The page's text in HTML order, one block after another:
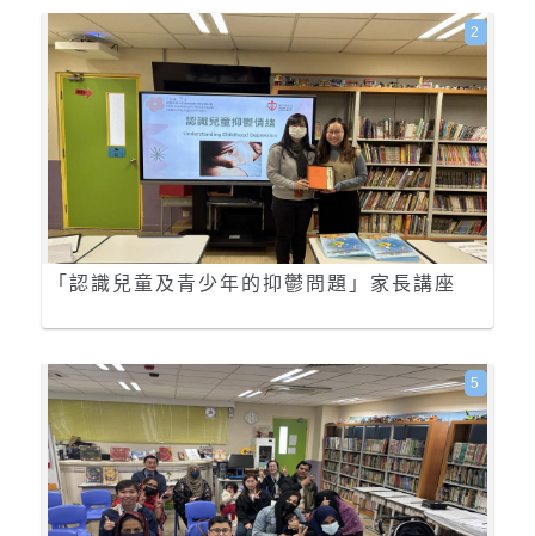
「認識兒童及青少年的抑鬱問題」家長講座
2
5